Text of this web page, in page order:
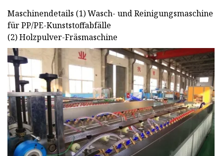
Maschinendetails (1) Wasch- und Reinigungsmaschine
für PP/PE-Kunststoffabfälle
(2) Holzpulver-Fräsmaschine